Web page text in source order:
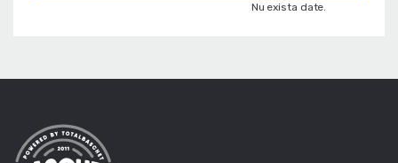
Nu exista date.